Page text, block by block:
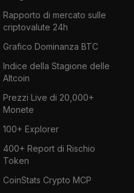
Rapporto di mercato sulle
criptovalute 24h
Grafico Dominanza BTC
Indice della Stagione delle
Altcoin
Prezzi Live di 20,000+
Monete
100+ Explorer
400+ Report di Rischio
Token
CoinStats Crypto MCP